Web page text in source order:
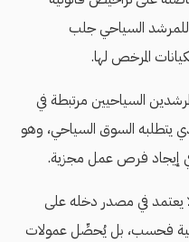
للمرشد السياحي جلب
المرخص لها.
السياحيين مرتبطة في
يتطلبه السوق السياحي، وهو
في إيجاد فرص عمل مجزية.
يعتمد في مصدر دخله على
فحسب، بل يُحصِّل عمولات